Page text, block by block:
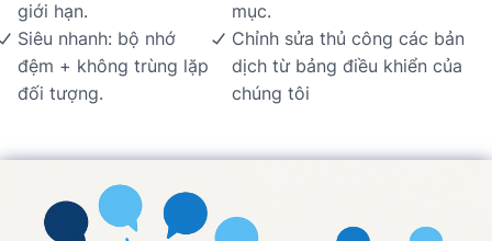
giới hạn.
Siêu nhanh: bộ nhớ
đệm + không trùng lặp
đối tượng.
mục.
Chỉnh sửa thủ công các bản
dịch từ bảng điều khiển của
chúng tôi